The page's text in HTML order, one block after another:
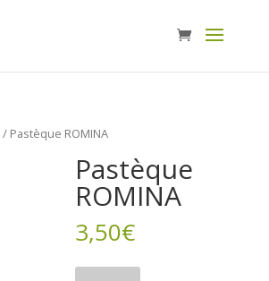
/ Pastèque ROMINA
Pastèque
ROMINA
3,50€